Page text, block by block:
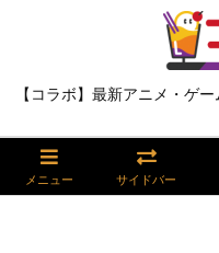
【コラボ】最新アニメ・ゲ
メニュー サイドバー